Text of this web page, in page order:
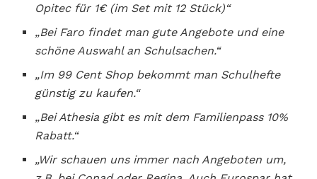
Opitec für 1€ (im Set mit 12 Stück)“
„Bei Faro findet man gute Angebote und eine
schöne Auswahl an Schulsachen.“
„Im 99 Cent Shop bekommt man Schulhefte
günstig zu kaufen.“
„Bei Athesia gibt es mit dem Familienpass 10%
Rabatt.“
„Wir schauen uns immer nach Angeboten um,